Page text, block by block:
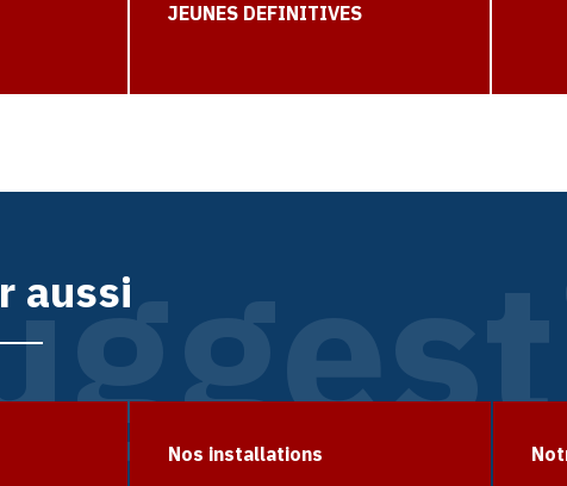
JEUNES DEFINITIVES
aussi
Nos installations